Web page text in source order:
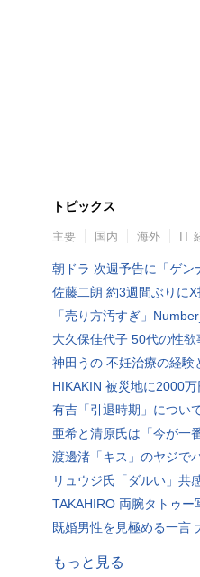
トピックス
主要 国内 海外 IT
朝ドラ 次週予告に「ゲン
佐藤二朗 約3週間ぶりにX
「売り方汚すぎ」
大久保佳代子 50代の性欲
神田うの 不妊治療の経験
HIKAKIN 被災地に2000
有吉「引退時期」につい
亜希と清原氏は「今が一
渡邊渚「キス」のヤジで
リュウジ氏「ダルい」共
TAKAHIRO 両腕タトゥー
既婚男性を見極める一言
もっと見る